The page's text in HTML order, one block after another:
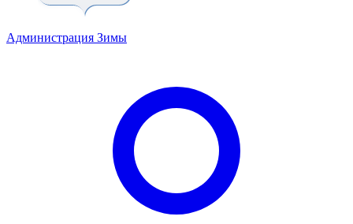
Администрация Зимы